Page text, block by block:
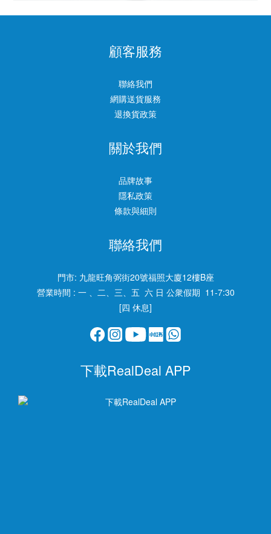
顧客服務
聯絡我們
網購送貨服務
退換貨政策
關於我們
品牌故事
隱私政策
條款與細則
聯絡我們
門市: 九龍旺角弼街20號福照大廈12樓B座
營業時間 : 一 、二、三、五 六 日 公衆假期 11-7:30
[四 休息]
下載RealDeal APP